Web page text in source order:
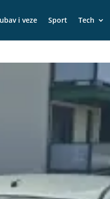
i veze Sport Tech